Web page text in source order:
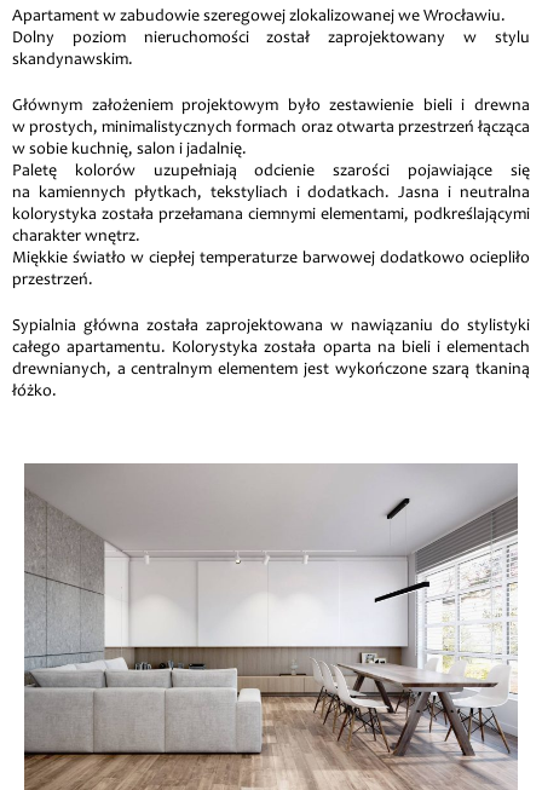
Apartament w zabudowie szeregowej zlokalizowanej we Wrocławiu.
Dolny poziom nieruchomości został zaprojektowany w stylu
skandynawskim.
Głównym założeniem projektowym było zestawienie bieli i drewna
w prostych, minimalistycznych formach oraz otwarta przestrzeń łącząca
w sobie kuchnię, salon i jadalnię.
Paletę kolorów uzupełniają odcienie szarości pojawiające się
na kamiennych płytkach, tekstyliach i dodatkach. Jasna i neutralna
kolorystyka została przełamana ciemnymi elementami, podkreślającymi
charakter wnętrz.
Miękkie światło w ciepłej temperaturze barwowej dodatkowo ociepliło
przestrzeń.
Sypialnia główna została zaprojektowana w nawiązaniu do stylistyki
całego apartamentu. Kolorystyka została oparta na bieli i elementach
drewnianych, a centralnym elementem jest wykończone szarą tkaniną
łóżko.